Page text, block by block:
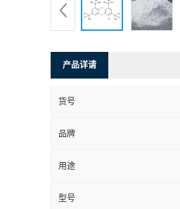
产品详请
货号
品牌
用途
型号